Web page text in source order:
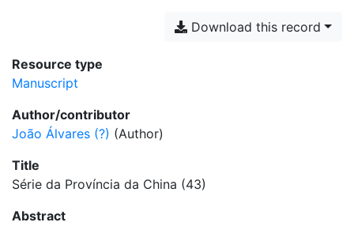
Download this record
Resource type
Manuscript
Author/contributor
João Álvares (?) (Author)
Title
Série da Província da China (43)
Abstract